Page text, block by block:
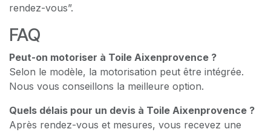
rendez-vous”.
FAQ
Peut-on motoriser à Toile Aixenprovence ?
Selon le modèle, la motorisation peut être intégrée.
Nous vous conseillons la meilleure option.
Quels délais pour un devis à Toile Aixenprovence ?
Après rendez-vous et mesures, vous recevez une